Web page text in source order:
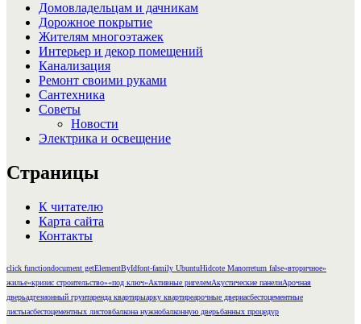
Домовладельцам и дачникам
Дорожное покрытие
Жителям многоэтажек
Интерьер и декор помещений
Канализация
Ремонт своими руками
Сантехника
Советы
Новости
Электрика и освещение
Страницы
К читателю
Карта сайта
Контакты
click functiondocument getElementByIdfont-family UbuntuHidcote Manorreturn false«вторичное»
жилье«кризис строительство»«под ключ»Активные ригелемАкустические панелиАрочная
дверьадгезионный грунтаренда квартирыарку квартиреарочные двериасбестоцементные
листыасбестоцементных листовбалкона нужнобалконную дверьбанных процедур